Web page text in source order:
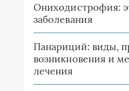
Ониходистрофия:
заболевания
Панариций: виды,
возникновения и
лечения